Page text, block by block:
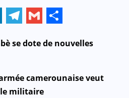
se dote de nouvelles
camerounaise veut
militaire